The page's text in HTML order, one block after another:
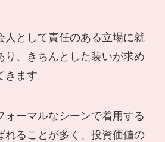
人として責任のある立場に就
り、きちんとした装いが求め
ます。
ォーマルなシーンで着用する
れることが多く、投資価値の